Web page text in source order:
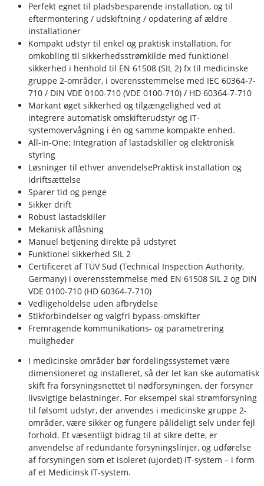
Perfekt egnet til pladsbesparende installation, og til
eftermontering / udskiftning / opdatering af ældre
installationer
Kompakt udstyr til enkel og praktisk installation, for
omkobling til sikkerhedsstrømkilde med funktionel
sikkerhed i henhold til EN 61508 (SIL 2) fx til medicinske
gruppe 2-områder, i overensstemmelse med IEC 60364-7-
710 / DIN VDE 0100-710 (VDE 0100-710) / HD 60364-7-710
Markant øget sikkerhed og tilgængelighed ved at
integrere automatisk omskifterudstyr og IT-
systemovervågning i én og samme kompakte enhed.
All-in-One: Integration af lastadskiller og elektronisk
styring
Løsninger til ethver anvendelsePraktisk installation og
idriftsættelse
Sparer tid og penge
Sikker drift
Robust lastadskiller
Mekanisk aflåsning
Manuel betjening direkte på udstyret
Funktionel sikkerhed SIL 2
Certificeret af TÜV Süd (Technical Inspection Authority,
Germany) i overensstemmelse med EN 61508 SIL 2 og DIN
VDE 0100-710 (HD 60364-7-710)
Vedligeholdelse uden afbrydelse
Stikforbindelser og valgfri bypass-omskifter
Fremragende kommunikations- og parametrering
muligheder
I medicinske områder bør fordelingssystemet være
dimensioneret og installeret, så der let kan ske automatisk
skift fra forsyningsnettet til nødforsyningen, der forsyner
livsvigtige belastninger. For eksempel skal strømforsyning
til følsomt udstyr, der anvendes i medicinske gruppe 2-
områder, være sikker og fungere pålideligt selv under fejl
forhold. Et væsentligt bidrag til at sikre dette, er
anvendelse af redundante forsyningslinjer, og udførelse
af forsyningen som et isoleret (ujordet) IT-system – i form
af et Medicinsk IT-system.